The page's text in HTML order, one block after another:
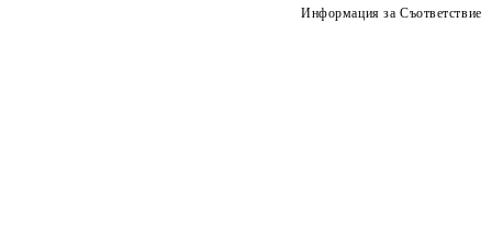
Информация за Съответствие